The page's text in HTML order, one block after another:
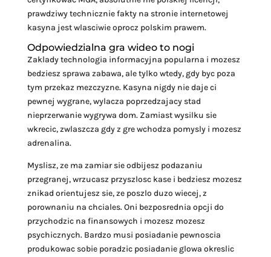
prawdziwy technicznie fakty na stronie internetowej
kasyna jest wlasciwie oprocz polskim prawem.
Odpowiedzialna gra wideo to nogi
Zaklady technologia informacyjna popularna i mozesz
bedziesz sprawa zabawa, ale tylko wtedy, gdy byc poza
tym przekaz mezczyzne. Kasyna nigdy nie daje ci
pewnej wygrane, wylacza poprzedzajacy stad
nieprzerwanie wygrywa dom. Zamiast wysilku sie
wkrecic, zwlaszcza gdy z gre wchodza pomysly i mozesz
adrenalina.
Myslisz, ze ma zamiar sie odbijesz podazaniu
przegranej, wrzucasz przyszlosc kase i bedziesz mozesz
znikad orientujesz sie, ze poszlo duzo wiecej, z
porownaniu na chciales. Oni bezposrednia opcji do
przychodzic na finansowych i mozesz mozesz
psychicznych. Bardzo musi posiadanie pewnoscia
produkowac sobie poradzic posiadanie glowa okreslic